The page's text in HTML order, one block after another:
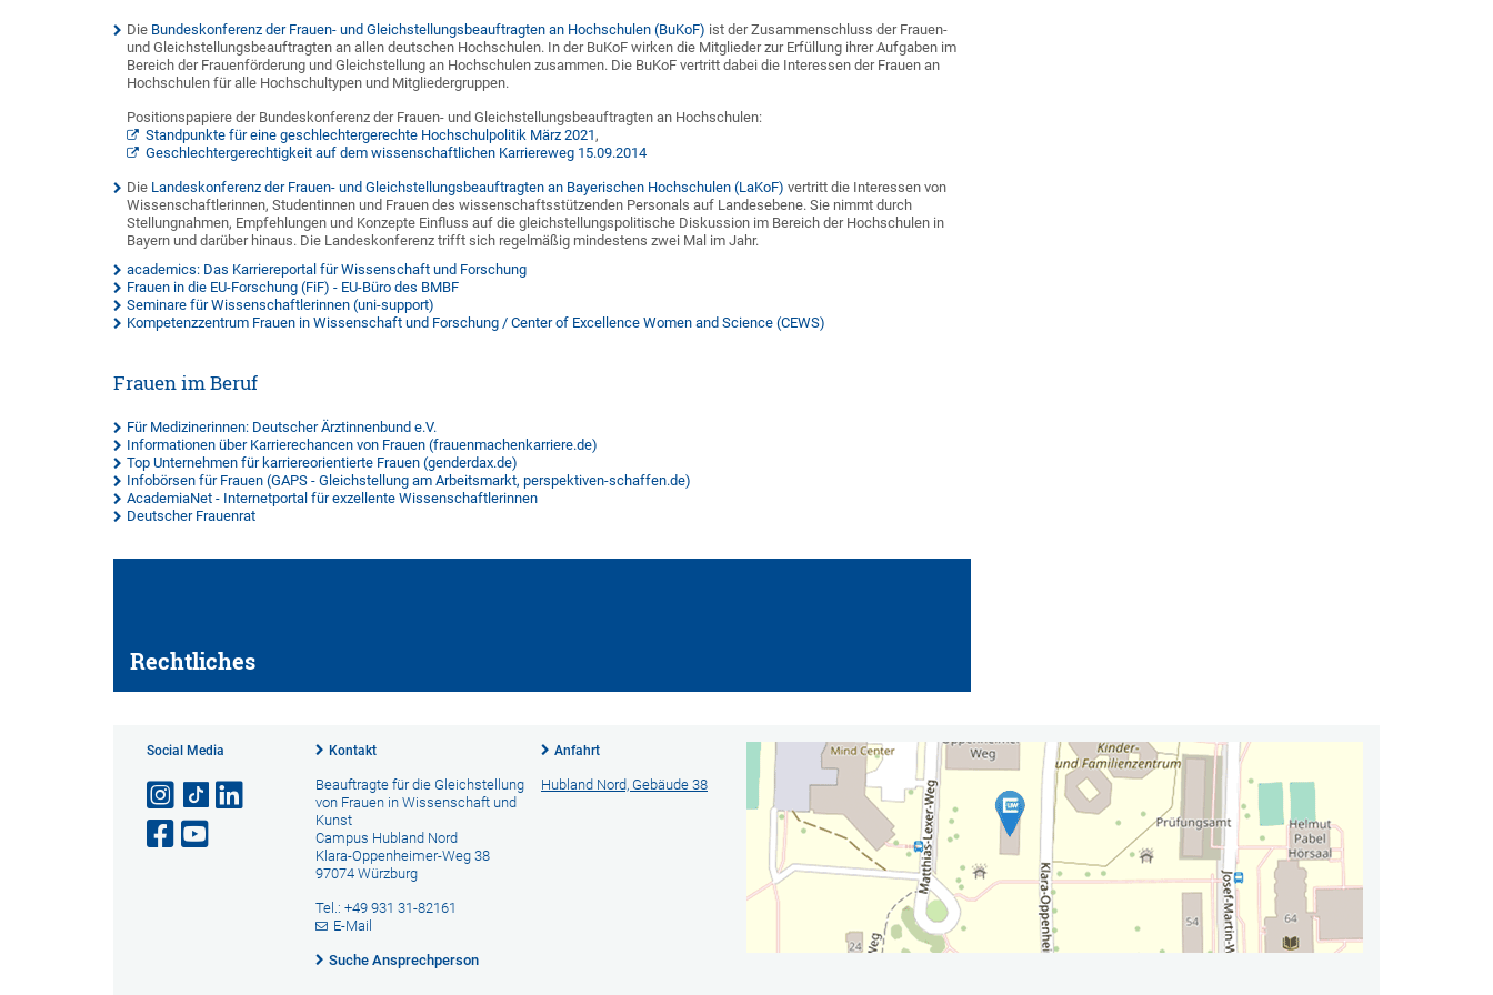
Die Bundeskonferenz der Frauen- und Gleichstellungsbeauftragten an Hochschulen (BuKoF) ist der Zusammenschluss der Frauen-
und Gleichstellungsbeauftragten an allen deutschen Hochschulen. In der BuKoF wirken die Mitglieder zur Erfüllung ihrer Aufgaben im
Bereich der Frauenförderung und Gleichstellung an Hochschulen zusammen. Die BuKoF vertritt dabei die Interessen der Frauen an
Hochschulen für alle Hochschultypen und Mitgliedergruppen.
Positionspapiere der Bundeskonferenz der Frauen- und Gleichstellungsbeauftragten an Hochschulen:
Standpunkte für eine geschlechtergerechte Hochschulpolitik März 2021,
Geschlechtergerechtigkeit auf dem wissenschaftlichen Karriereweg 15.09.2014
Die Landeskonferenz der Frauen- und Gleichstellungsbeauftragten an Bayerischen Hochschulen (LaKoF) vertritt die Interessen von
Wissenschaftlerinnen, Studentinnen und Frauen des wissenschaftsstützenden Personals auf Landesebene. Sie nimmt durch
Stellungnahmen, Empfehlungen und Konzepte Einfluss auf die gleichstellungspolitische Diskussion im Bereich der Hochschulen in
Bayern und darüber hinaus. Die Landeskonferenz trifft sich regelmäßig mindestens zwei Mal im Jahr.
academics: Das Karriereportal für Wissenschaft und Forschung
Frauen in die EU-Forschung (FiF) - EU-Büro des BMBF
Seminare für Wissenschaftlerinnen (uni-support)
Kompetenzzentrum Frauen in Wissenschaft und Forschung / Center of Excellence Women and Science (CEWS)
Frauen im Beruf
Für Medizinerinnen: Deutscher Ärztinnenbund e.V.
Informationen über Karrierechancen von Frauen (frauenmachenkarriere.de)
Top Unternehmen für karriereorientierte Frauen (genderdax.de)
Infobörsen für Frauen (GAPS - Gleichstellung am Arbeitsmarkt, perspektiven-schaffen.de)
AcademiaNet - Internetportal für exzellente Wissenschaftlerinnen
Deutscher Frauenrat
Rechtliches
Social Media Kontakt
Beauftragte für die Gleichstellung
von Frauen in Wissenschaft und
Kunst
Campus Hubland Nord
Klara-Oppenheimer-Weg 38
97074 Würzburg
Tel.: +49 931 31-82161
E-Mail
Suche Ansprechperson
Anfahrt
Hubland Nord, Gebäude 38